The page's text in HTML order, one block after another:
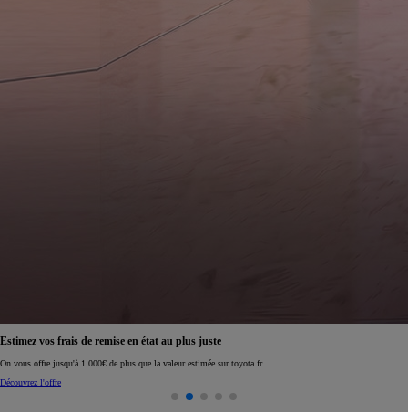
Réservez en ligne votre occasion pour 1€ seulement
Réservez en ligne